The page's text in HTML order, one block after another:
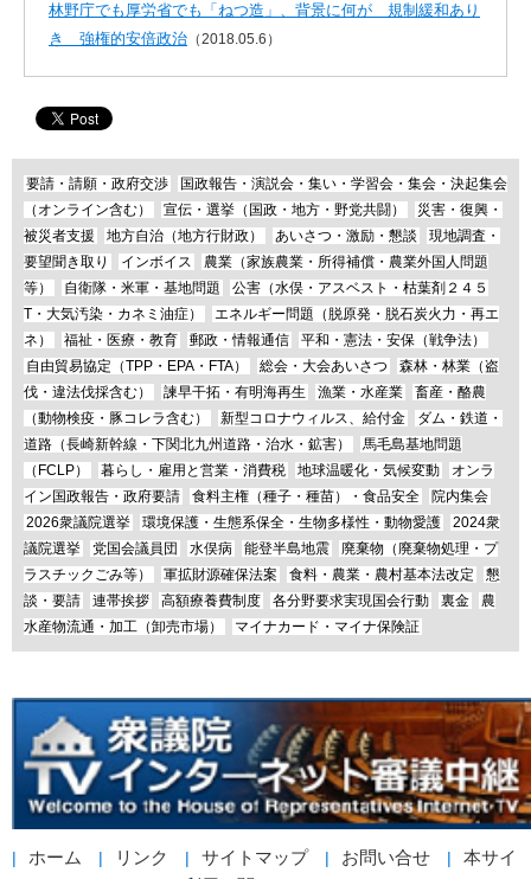
林野庁でも厚労省でも「ねつ造」、背景に何が 規制緩和あり
き 強権的安倍政治 （2018.05.6）
要請・請願・政府交渉
国政報告・演説会・集い・学習会・集会・決起集会
（オンライン含む）
宣伝・選挙（国政・地方・野党共闘）
災害・復興・
被災者支援
地方自治（地方行財政） あいさつ・激励・懇談
現地調査・
要望聞き取り
インボイス
農業（家族農業・所得補償・農業外国人問題
等）
自衛隊・米軍・基地問題
公害（水俣・アスベスト・枯葉剤２４５
T・大気汚染・カネミ油症）
エネルギー問題（脱原発・脱石炭火力・再エ
ネ）
福祉・医療・教育 郵政・情報通信
平和・憲法・安保（戦争法）
自由貿易協定（TPP・EPA・FTA）
総会・大会あいさつ
森林・林業（盗
伐・違法伐採含む）
諫早干拓・有明海再生 漁業・水産業
畜産・酪農
（動物検疫・豚コレラ含む）
新型コロナウィルス、給付金
ダム・鉄道・
道路（長崎新幹線・下関北九州道路・治水・鉱害）
馬毛島基地問題
（FCLP）
暮らし・雇用と営業・消費税 地球温暖化・気候変動
オンラ
イン国政報告・政府要請
食料主権（種子・種苗）・食品安全
院内集会
2026衆議院選挙
環境保護・生態系保全・生物多様性・動物愛護
2024衆
議院選挙
党国会議員団 水俣病 能登半島地震
廃棄物（廃棄物処理・プ
ラスチックごみ等）
軍拡財源確保法案 食料・農業・農村基本法改定
懇
談・要請
連帯挨拶 高額療養費制度 各分野要求実現国会行動 裏金
農
水産物流通・加工（卸売市場）
マイナカード・マイナ保険証
ホーム リンク サイトマップ お問い合せ
本サイ